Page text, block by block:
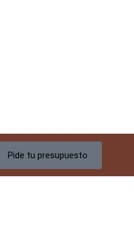
Pide tu presupuesto